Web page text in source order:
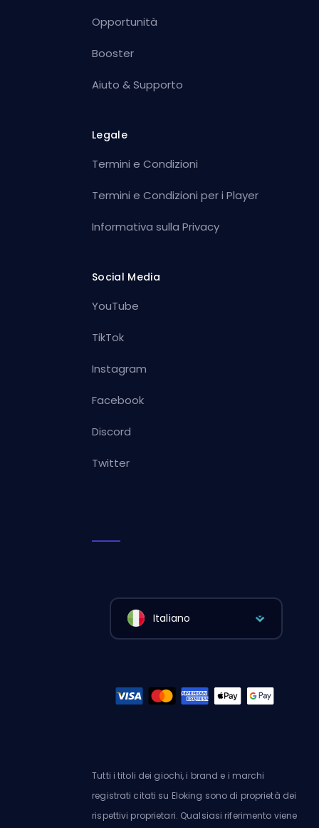
Opportunità
Booster
Aiuto & Supporto
Legale
Termini e Condizioni
Termini e Condizioni per i Player
Informativa sulla Privacy
Social Media
YouTube
TikTok
Instagram
Facebook
Discord
Twitter
Italiano
Tutti i titoli dei giochi, i brand e i marchi
registrati citati su Eloking sono di proprietà dei
rispettivi proprietari. Qualsiasi riferimento viene